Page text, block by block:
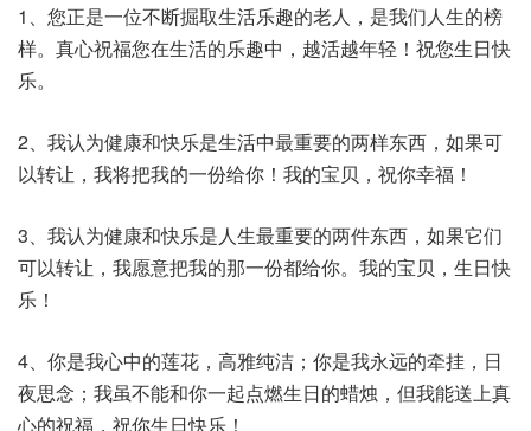
1、您正是一位不断掘取生活乐趣的老人，是我们人生的榜
样。真心祝福您在生活的乐趣中，越活越年轻！祝您生日快
乐。
2、我认为健康和快乐是生活中最重要的两样东西，如果可
以转让，我将把我的一份给你！我的宝贝，祝你幸福！
3、我认为健康和快乐是人生最重要的两件东西，如果它们
可以转让，我愿意把我的那一份都给你。我的宝贝，生日快
乐！
4、你是我心中的莲花，高雅纯洁；你是我永远的牵挂，日
夜思念；我虽不能和你一起点燃生日的蜡烛，但我能送上真
心的祝福，祝你生日快乐！